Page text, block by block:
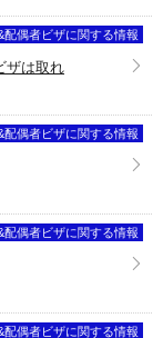
偶者ビザに関する情報
ザは取れ
偶者ビザに関する情報
偶者ビザに関する情報
偶者ビザに関する情報